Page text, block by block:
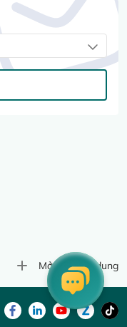
Mở rộng nội dung